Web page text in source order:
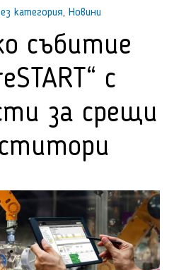
категория, Новини
събитие
с
за срещи